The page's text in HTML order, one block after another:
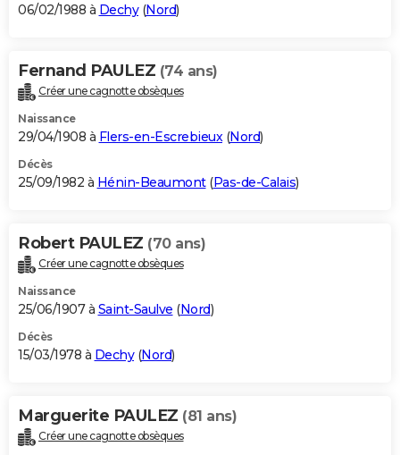
06/02/1988 à Dechy(Nord)
Fernand PAULEZ (74 ans)
Créer une cagnotte obsèques
Naissance
29/04/1908 à Flers-en-Escrebieux(Nord)
Décès
25/09/1982 à Hénin-Beaumont(Pas-de-Calais)
Robert PAULEZ (70 ans)
Créer une cagnotte obsèques
Naissance
25/06/1907 à Saint-Saulve (Nord)
Décès
15/03/1978 à Dechy(Nord)
Marguerite PAULEZ (81 ans)
Créer une cagnotte obsèques